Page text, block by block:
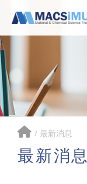
/ 最新消息
最新消息